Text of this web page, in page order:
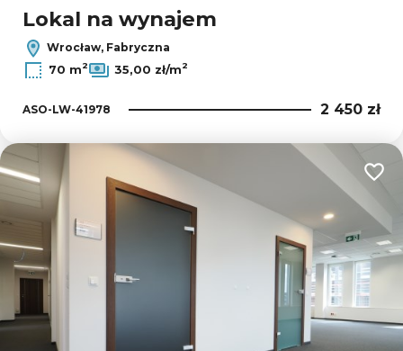
Lokal na wynajem
Wrocław, Fabryczna
70 m2 35,00 zł/m2
ASO-LW-41978 2 450 zł